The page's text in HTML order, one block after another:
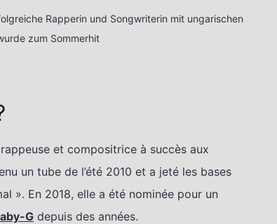
Rapperin und Songwriterin mit ungarischen
zum Sommerhit
et compositrice à succès aux
un tube de l’été 2010 et a jeté les bases
». En 2018, elle a été nominée pour un
G depuis des années.